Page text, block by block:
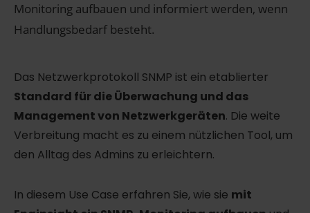
Monitoring aufbauen und informiert werden, wenn
Handlungsbedarf besteht.
Das Netzwerkprotokoll SNMP ist ein etablierter
Standard für die Überwachung und das
Management von Netzwerkgeräten. Die weite
Verbreitung macht es zu einem nützlichen Tool, um
den Alltag des Admins zu erleichtern.
In diesem Use Case erfahren Sie, wie sie mit